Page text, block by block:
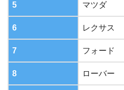
5 マツダ
6 レクサス
7 フォード
8 ローバー